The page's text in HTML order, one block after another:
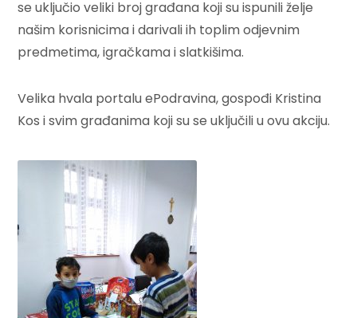
se uključio veliki broj građana koji su ispunili želje
našim korisnicima i darivali ih toplim odjevnim
predmetima, igračkama i slatkišima.
Velika hvala portalu ePodravina, gospođi Kristina
Kos i svim građanima koji su se uključili u ovu akciju.